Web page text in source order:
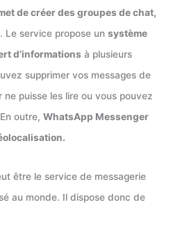
de créer des groupes de chat,
. Le service propose un système
d’informations à plusieurs
supprimer vos messages de
puisse les lire ou vous pouvez
outre, WhatsApp Messenger
être le service de messagerie
au monde. Il dispose donc de